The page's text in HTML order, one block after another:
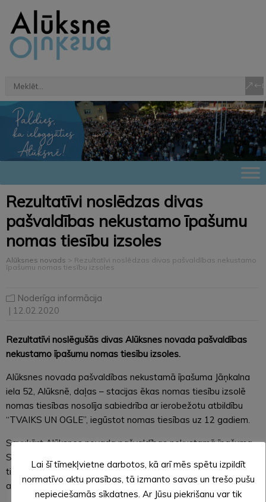
Rezultatīvi noslēdzas divas
pašvaldības nekustamo īpašumu
nomas tiesību izsoles
Alūksnes novads > Rezultatīvi noslēdzas divas pašvaldības nekustamo
īpašumu nomas tiesību izsoles
Noderīga informācija
| 12.02.2020
Rezultatīvi noslēgušās divas Alūksnes novada pašvaldības
nekustamo īpašumu nomas tiesību izsoles.
Alūksnes novada pašvaldības nekustamā īpašuma Jāņkalna
iela 52, Alūksnē, daļas – stacijas ēkas nomas tiesību izsolē
nomas tiesības nosolīja sabiedrība ar ierobežotu atbildību
“TVAIKS UN OGLE”, iegūstot nomas tiesības uz 12 gadiem.
Savukārt Alūksnes novada pašvaldības nekustamā īpašuma
Skolas iela, Alūksnē, zemes vienības daļas zemes nomas
tiesību izsolē nomas tiesības uz 5 gadiem nosolīja sabiedrība
ar ierobežotu atbildību “HANVEST”.
Lai šī tīmekļvietne darbotos, kā arī mēs spētu izpildīt
normatīvo aktu prasības, tā izmanto savas un trešo pušu
nepieciešamās sīkdatnes. Ar Jūsu piekrišanu var tik